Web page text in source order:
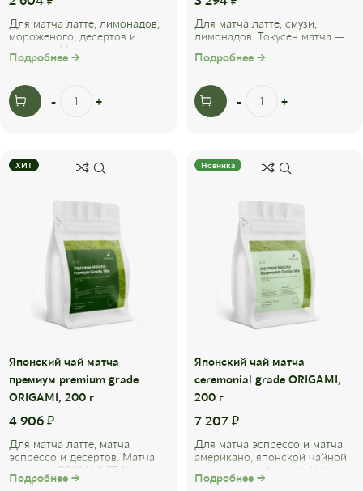
Для матча латте, лимонадов,
мороженого, десертов и
выпечки. Матча стандарт
грейд ORIGAMI TEA имеет
Подробнее →
Для матча латте, смузи,
лимонадов. Токусен матча —
который по качеству
Подробнее →
ХИТ
Японский чай матча
премиум premium grade
ORIGAMI, 200 г
4 906 ₽
Для матча латте, матча
эспрессо и десертов. Матча
премиум ORIGAMI TEA из
японской префектуры ...
Подробнее →
Новинка
Японский чай матча
ceremonial grade ORIGAMI,
200 г
7 207 ₽
Для матча эспрессо и матча
американо, японской чайной
церемонии и фрешей. Чай
матча церемониальный
Подробнее →